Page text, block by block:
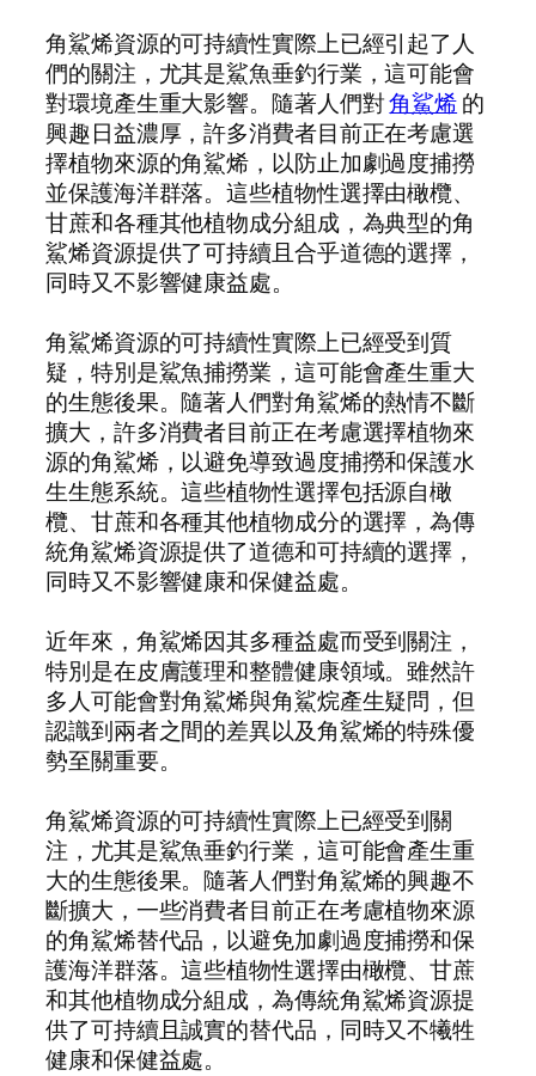
角鯊烯資源的可持續性實際上已經引起了人
們的關注，尤其是鯊魚垂釣行業，這可能會
對環境產生重大影響。隨著人們對角鯊烯的
興趣日益濃厚，許多消費者目前正在考慮選
擇植物來源的角鯊烯，以防止加劇過度捕撈
並保護海洋群落。這些植物性選擇由橄欖、
甘蔗和各種其他植物成分組成，為典型的角
鯊烯資源提供了可持續且合乎道德的選擇，
同時又不影響健康益處。
角鯊烯資源的可持續性實際上已經受到質
疑，特別是鯊魚捕撈業，這可能會產生重大
的生態後果。隨著人們對角鯊烯的熱情不斷
擴大，許多消費者目前正在考慮選擇植物來
源的角鯊烯，以避免導致過度捕撈和保護水
生生態系統。這些植物性選擇包括源自橄
欖、甘蔗和各種其他植物成分的選擇，為傳
統角鯊烯資源提供了道德和可持續的選擇，
同時又不影響健康和保健益處。
近年來，角鯊烯因其多種益處而受到關注，
特別是在皮膚護理和整體健康領域。雖然許
多人可能會對角鯊烯與角鯊烷產生疑問，但
認識到兩者之間的差異以及角鯊烯的特殊優
勢至關重要。
角鯊烯資源的可持續性實際上已經受到關
注，尤其是鯊魚垂釣行業，這可能會產生重
大的生態後果。隨著人們對角鯊烯的興趣不
斷擴大，一些消費者目前正在考慮植物來源
的角鯊烯替代品，以避免加劇過度捕撈和保
護海洋群落。這些植物性選擇由橄欖、甘蔗
和其他植物成分組成，為傳統角鯊烯資源提
供了可持續且誠實的替代品，同時又不犧牲
健康和保健益處。